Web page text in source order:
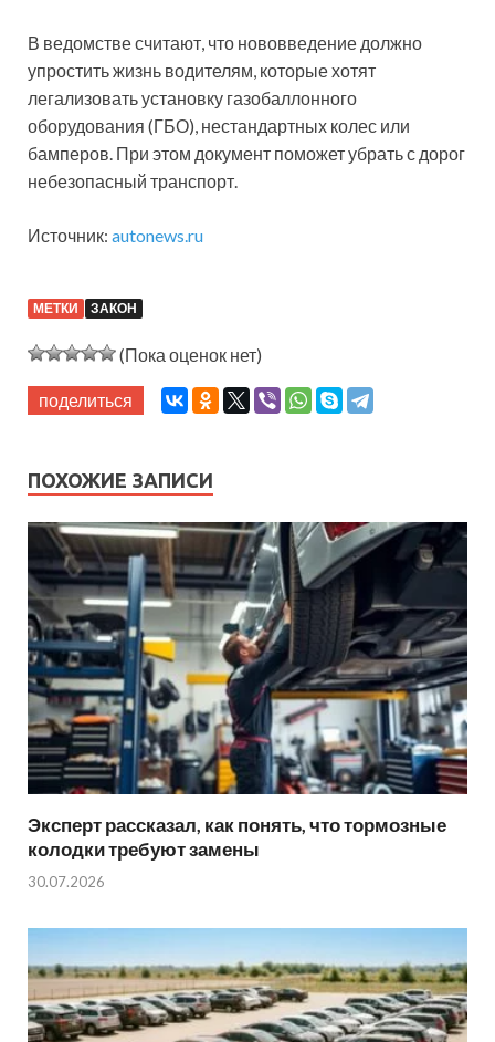
В ведомстве считают, что нововведение должно
упростить жизнь водителям, которые хотят
легализовать установку газобаллонного
оборудования (ГБО), нестандартных колес или
бамперов. При этом документ поможет убрать с дорог
небезопасный транспорт.
Источник: autonews.ru
МЕТКИ ЗАКОН
(Пока оценок нет)
поделиться
ПОХОЖИЕ ЗАПИСИ
Эксперт рассказал, как понять, что тормозные
колодки требуют замены
30.07.2026